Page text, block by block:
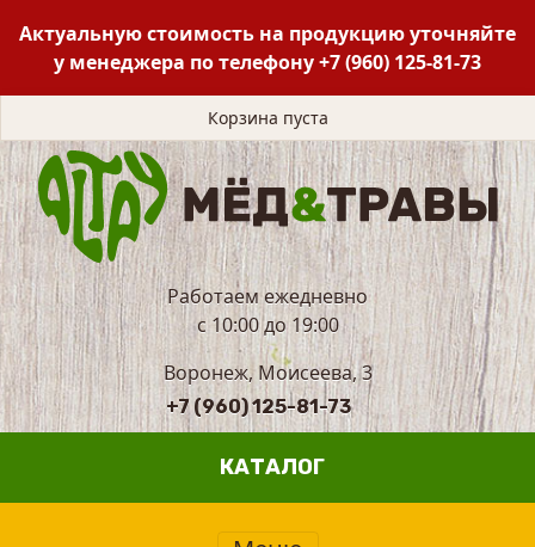
Актуальную стоимость на продукцию уточняйте
у менеджера по телефону+7 (960) 125-81-73
Корзина пуста
Работаем ежедневно
с 10:00 до 19:00
Воронеж, Моисеева, 3
+7 (960) 125-81-73
КАТАЛОГ